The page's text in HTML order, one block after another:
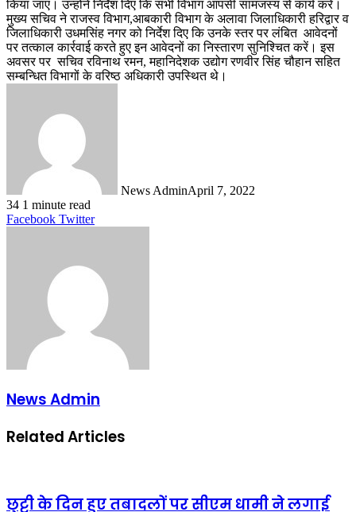
किया जाए। उन्होंने निर्देश दिए कि सभी विभाग आपसी सामंजस्य से कार्य करें।
मुख्य सचिव ने राजस्व विभाग,आबकारी विभाग के अलावा जिलाधिकारी हरिद्वार व
जिलाधिकारी उधमसिंह नगर को निर्देश दिए कि उनके स्तर पर लंबित आवेदनों
पर तत्काल कार्रवाई करते हुए इन आवेदनों का निस्तारण सुनिश्चित करें। इस
अवसर पर सचिव रविनाथ रमन, महानिदेशक उद्योग रणवीर सिंह चौहान सहित
सम्बन्धित विभागों के वरिष्ठ अधिकारी उपस्थित थे।
News AdminApril 7, 2022
34 1 minute read
Facebook TwitterLinkedIn
Tumblr
Pinterest
Reddit
VKontakte
Share
Print
News Admin
Related Articles
छुट्टी के दिन हुए तबादलों पर सीएम धामी ने लगाई